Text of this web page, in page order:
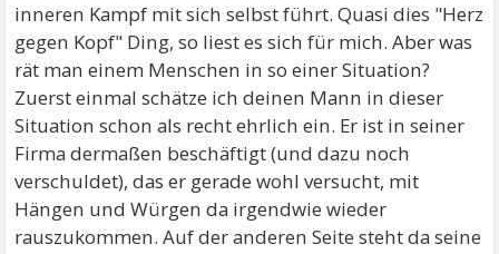
inneren Kampf mit sich selbst führt. Quasi dies "Herz
gegen Kopf" Ding, so liest es sich für mich. Aber was
rät man einem Menschen in so einer Situation?
Zuerst einmal schätze ich deinen Mann in dieser
Situation schon als recht ehrlich ein. Er ist in seiner
Firma dermaßen beschäftigt (und dazu noch
verschuldet), das er gerade wohl versucht, mit
Hängen und Würgen da irgendwie wieder
rauszukommen. Auf der anderen Seite steht da seine